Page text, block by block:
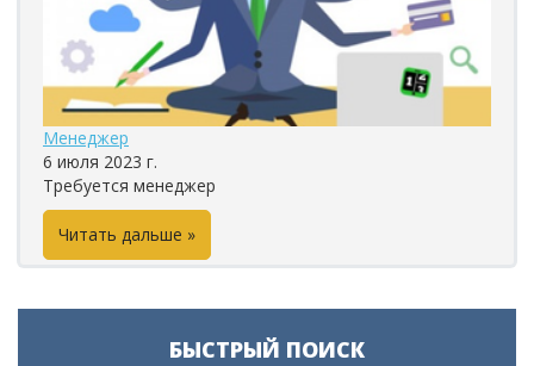
Менеджер
6 июля 2023 г.
Требуется менеджер
Читать дальше »
БЫСТРЫЙ ПОИСК